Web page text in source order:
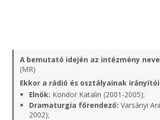
A bemutató idején az intézmény
(MR)
Ekkor a rádió és osztályainak
Elnök: Kondor Katalin (2001-2005);
Dramaturgia főrendező: Varsányi
2002);